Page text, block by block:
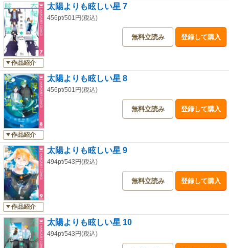
作品紹介
太陽よりも眩しい星 7
456pt/501円(税込)
無料立読み 登録して購入
作品紹介
太陽よりも眩しい星 8
456pt/501円(税込)
無料立読み 登録して購入
作品紹介
太陽よりも眩しい星 9
494pt/543円(税込)
無料立読み 登録して購入
太陽よりも眩しい星 10
494pt/543円(税込)